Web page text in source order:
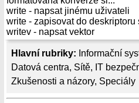
Hlavní rubriky: Informační
Datová centra, Sítě, IT
Zkušenosti a názory, Speciály
write - napsat jinému uživateli
write - zapisovat do deskriptoru
writev - napsat vektor